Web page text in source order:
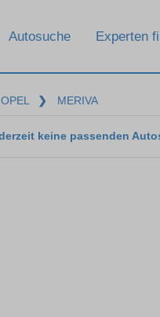
Autosuche Experten
OPEL ❯ MERIVA
keine passenden